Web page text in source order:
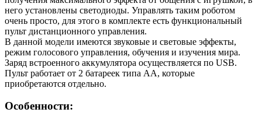
него установлены светодиоды. Управлять таким роботом
очень просто, для этого в комплекте есть функциональный
пульт дистанционного управления.
В данной модели имеются звуковые и световые эффекты,
режим голосового управления, обучения и изучения мира.
Заряд встроенного аккумулятора осуществляется по USB.
Пульт работает от 2 батареек типа АА, которые
приобретаются отдельно.
Особенности: